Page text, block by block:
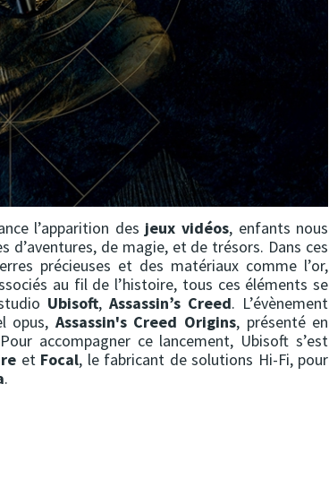
l’apparition des jeux vidéos, enfants nous
de magie, et de trésors. Dans ces
précieuses et des matériaux comme l’or,
au fil de l’histoire, tous ces éléments se
Ubisoft,Assassin’s Creed. L’évènement
opus, Assassin's Creed Origins, présenté en
accompagner ce lancement, Ubisoft s’est
et Focal, le fabricant de solutions Hi-Fi, pour
.